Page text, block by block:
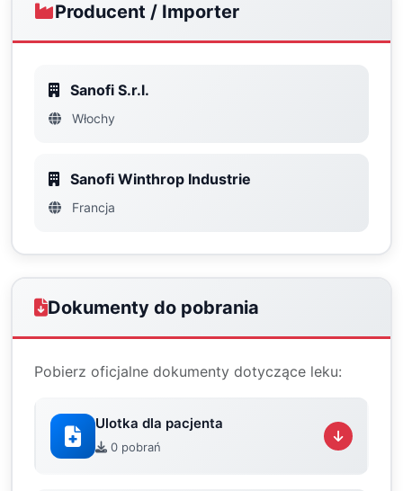
Producent / Importer
Sanofi S.r.l.
Włochy
Sanofi Winthrop Industrie
Francja
Dokumenty do pobrania
Pobierz oficjalne dokumenty dotyczące leku:
Ulotka dla pacjenta
0 pobrań